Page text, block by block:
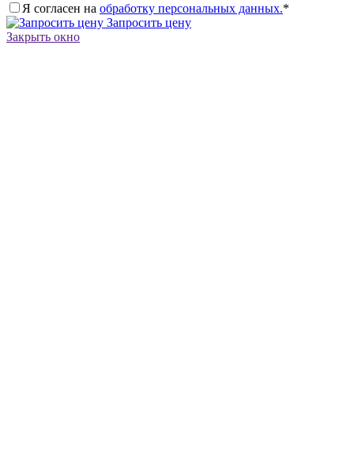
Я согласен на обработку персональных данных.*
Запросить цену
Закрыть окно